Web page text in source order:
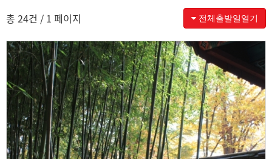
총 24건 / 1 페이지 전체출발일열기